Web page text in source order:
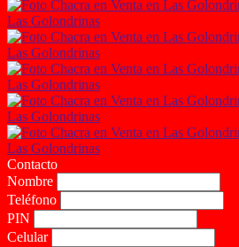
Contacto
Nombre
Teléfono
PIN
Celular